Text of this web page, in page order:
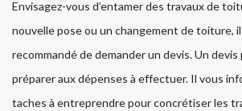
Envisagez-vous d’entamer des travaux de
nouvelle pose ou un changement de toiture,
recommandé de demander un devis. Un
préparer aux dépenses à effectuer. Il vous
taches à entreprendre pour concrétiser les